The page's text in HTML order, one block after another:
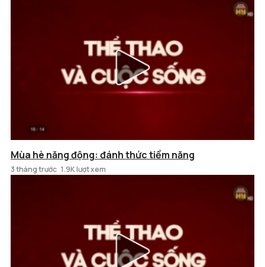
Mùa hè năng động: đánh thức tiềm năng
3 tháng trước 1.9K lượt xem